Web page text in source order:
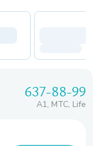
637-88-99
A1, МТС, Life